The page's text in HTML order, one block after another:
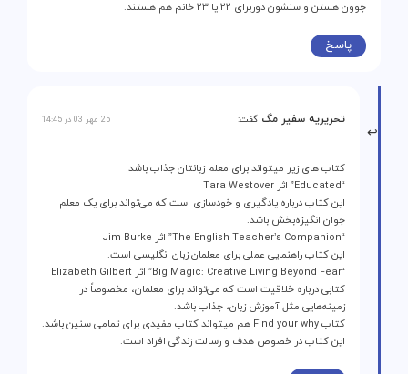
جوون هستن و سنشون دوربرای ۲۲ یا ۲۳ خانم هم هستند.
پاسخ
تحریریه سفیر مگ گفت: 25 مهر 03 در 14:45
کتاب های زیر میتواند برای معلم زبانتان جذاب باشد
“Educated” اثر Tara Westover
این کتاب درباره یادگیری و خودسازی است که می‌تواند برای یک معلم
جوان انگیزه‌بخش باشد.
“The English Teacher’s Companion” اثر Jim Burke
این کتاب راهنمایی عملی برای معلمان زبان انگلیسی است.
“Big Magic: Creative Living Beyond Fear” اثر Elizabeth Gilbert
کتابی درباره خلاقیت است که می‌تواند برای معلمان، مخصوصاً در
زمینه‌هایی مثل آموزش زبان، جذاب باشد.
کتاب Find your why هم میتواند کتاب مفیدی برای تمامی سنین باشد.
این کتاب در خصوص هدف و رسالت زندگی افراد است.